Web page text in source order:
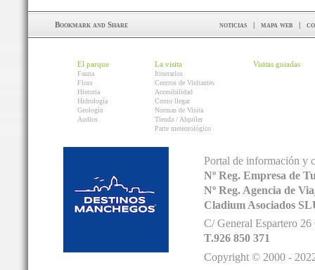
noticias | mapa web |
El parque
Fauna
Flora
Historia
Hidrología
Geología
Audios
La visita
Itinerarios
Centros de Visitantes
Accesibilidad
Como llegar
Normas de Visita
Tienda / Alquiler
Parte meteorológico
Visitas guiadas
Portal de información y
Nº Reg. Empresa de
Nº Reg. Agencia de
Cladium Asociados
C/ General Espartero
T.926 850 371
Copyright © 2000 -